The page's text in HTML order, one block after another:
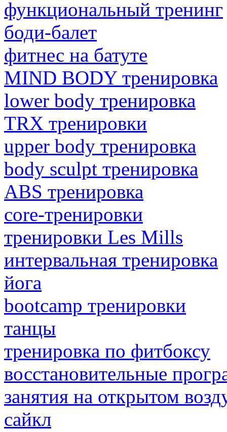
функциональный тренинг
боди-балет
фитнес на батуте
MIND BODY тренировка
lower body тренировка
TRX тренировки
upper body тренировка
body sculpt тренировка
ABS тренировка
core-тренировки
тренировки Les Mills
интервальная тренировка
йога
bootcamp тренировки
танцы
тренировка по фитбоксу
восстановительные
занятия на открытом
сайкл